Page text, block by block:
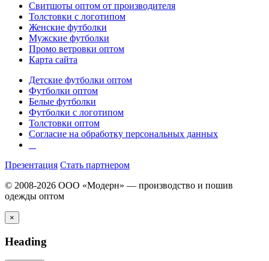
Свитшоты оптом от производителя
Толстовки с логотипом
Женские футболки
Мужские футболки
Промо ветровки оптом
Карта сайта
Детские футболки оптом
Футболки оптом
Белые футболки
Футболки с логотипом
Толстовки оптом
Согласие на обработку персональных данных
Презентация Стать партнером
© 2008-2026 ООО «Модерн» — производство и пошив
одежды оптом
×
Heading